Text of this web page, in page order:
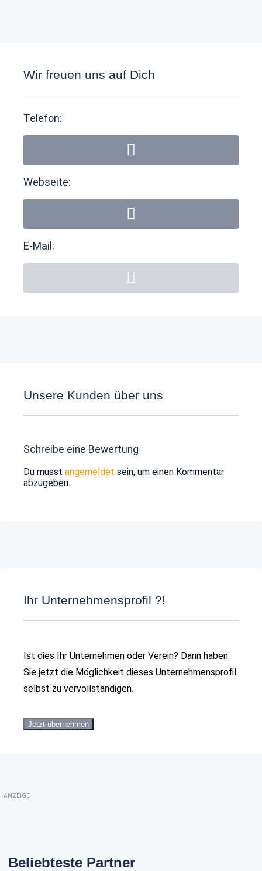
Wir freuen uns auf Dich
Telefon:
Webseite:
E-Mail:
Unsere Kunden über uns
Schreibe eine Bewertung
Du musst angemeldet sein, um einen Kommentar
abzugeben.
Ihr Unternehmensprofil ?!
Ist dies Ihr Unternehmen oder Verein? Dann haben
Sie jetzt die Möglichkeit dieses Unternehmensprofil
selbst zu vervollständigen.
Jetzt übernehmen
ANZEIGE
Beliebteste Partner